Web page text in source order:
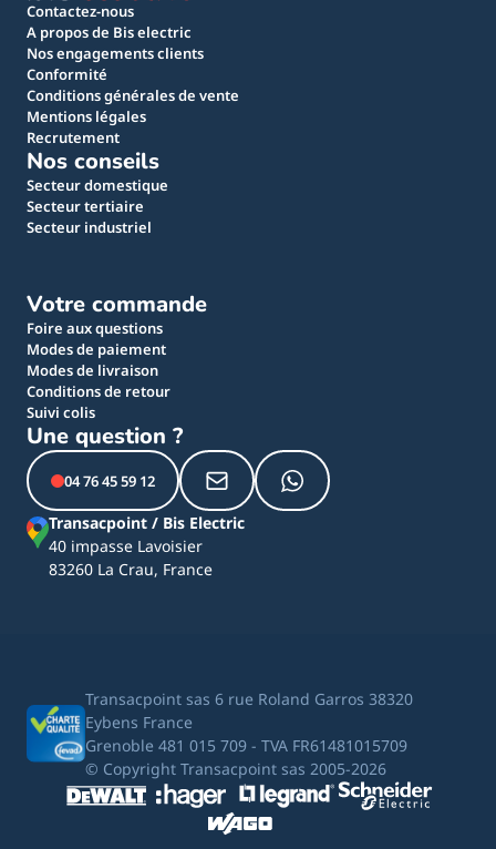
Contactez-nous
A propos de Bis electric
Nos engagements clients
Conformité
Conditions générales de vente
Mentions légales
Recrutement
Nos conseils
Secteur domestique
Secteur tertiaire
Secteur industriel
Votre commande
Foire aux questions
Modes de paiement
Modes de livraison
Conditions de retour
Suivi colis
Une question ?
04 76 45 59 12
Transacpoint / Bis Electric
40 impasse Lavoisier
83260 La Crau, France
Transacpoint sas 6 rue Roland Garros 38320
Eybens France
Grenoble 481 015 709 - TVA FR61481015709
© Copyright Transacpoint sas 2005-2026